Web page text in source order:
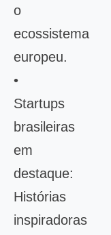
o
ecossistema
europeu.
•
Startups
brasileiras
em
destaque:
Histórias
inspiradoras